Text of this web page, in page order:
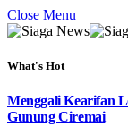
Close Menu
What's Hot
Menggali Kearifan
Gunung Ciremai